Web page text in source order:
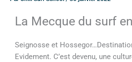
La Mecque du surf
Seignosse et
Evidement. C’est devenu, une